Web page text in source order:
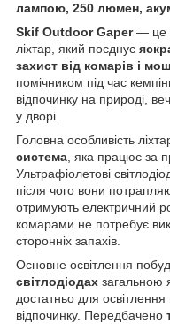
лампою, 250 люмен,
Skif Outdoor Gaper— це
ліхтар, який поєднує
захист від комарів і
помічником під час
відпочинку на природі,
у дворі.
Головна особливість
система, яка працює за
Ультрафіолетові
після чого вони
отримують електричний
комарами не потребує
сторонніх запахів.
Основне освітлення
світлодіодах загальною
достатньо для
відпочинку. Передбачено